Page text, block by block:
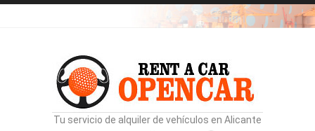
Tu servicio de alquiler de vehículos en Alicante